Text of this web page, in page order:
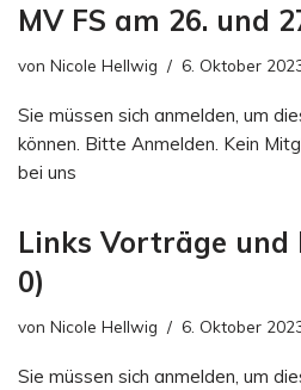
MV FS am 26. und
von Nicole Hellwig 6. Oktober
Sie müssen sich anmelden, um
können. Bitte Anmelden. Kein
bei uns
Links Vorträge und
0)
von Nicole Hellwig 6. Oktober
Sie müssen sich anmelden, um